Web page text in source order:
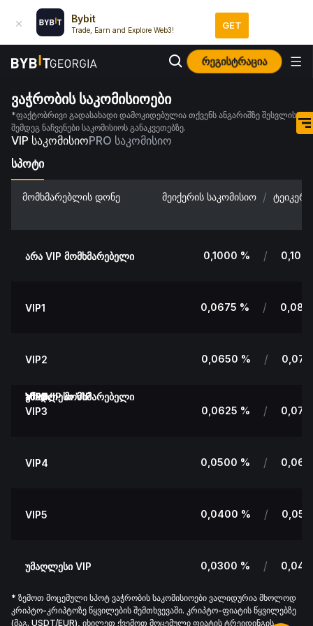
Bybit
Trade, Earn and Explore Web3! GET
რეგისტრაცია
ვაჭრობის საკომისიოები
*ფაქტობრივი გადასახადი დამოკიდებულია თქვენს ანგარიშზე შესვლის
შემდეგ ნაჩვენები საკომისიოს განაკვეთებზე.
VIP საკომისიოPRO საკომისიო
სპოტი
მომხმარებლის დონე მეიქერის საკომისიო /
არა VIP მომხმარებელი 0,1000 % /
VIP1 0,0675 % /
VIP2 0,0650 % /
VIP3 0,0625 % /
VIP4 0,0500 % /
VIP5 0,0400 % /
უმაღლესი VIP 0,0300 % /
* ზემოთ მოცემული სპოტ ვაჭრობის საკომისიოები ვალიდურია მხოლოდ
კრიპტო-კრიპტოზე წყვილების შემთხვევაში. კრიპტო-ფიატის წყვილებზე
(მაგ. USDT/EUR), იხილეთ ქვემოთ მოცემული ფიატის ტრეიდინგის
არა VIP მომხმარებელი
VIP1
VIP2
VIP3
VIP4
VIP5
უმაღლესი VIP